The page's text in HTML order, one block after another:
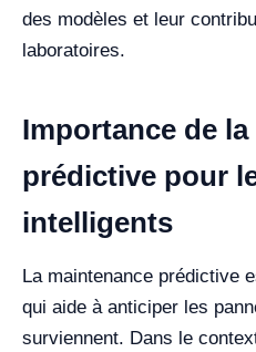
des modèles et leur
laboratoires.
Importance de
prédictive pour
intelligents
La maintenance prédictive
qui aide à anticiper les
surviennent. Dans le